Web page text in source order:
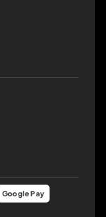
Google Pay